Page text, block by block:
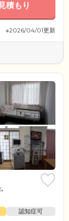
積もり
※2026/04/01更新
認知症可